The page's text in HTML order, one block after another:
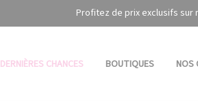
Profitez de prix exclusifs sur
DERNIÈRES CHANCES BOUTIQUES NOS